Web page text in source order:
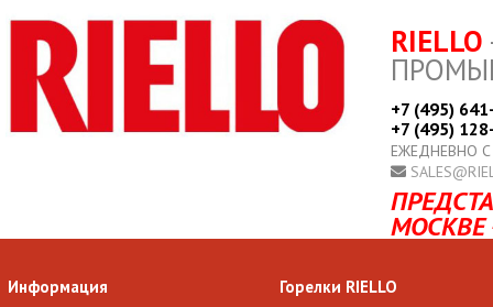
RIELLO
+7 (495)
+7 (495)
ЕЖЕДНЕВНО
МОСКВЕ
Информация
Горелки RIELLO